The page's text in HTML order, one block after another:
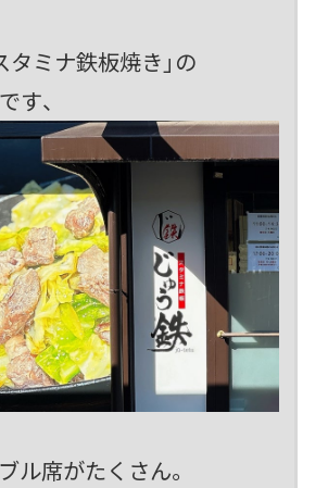
タミナ鉄板焼き」の
す、
ル席がたくさん。